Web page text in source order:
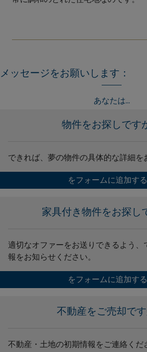
メッセージをお願いします：
あなたは...
物件をお探しです
できれば、夢の物件の具体的な詳細を
をフォームに追加する
家具付き物件をお探し
適切なオファーをお送りできるよう、
報をお知らせください。
をフォームに追加する
不動産をご売却で
不動産・土地の初期情報をご連絡くだ